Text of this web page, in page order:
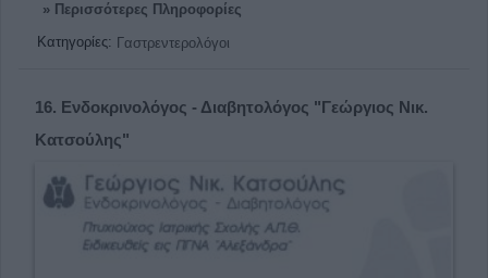
» Περισσότερες Πληροφορίες
Κατηγορίες: Γαστρεντερολόγοι
16. Ενδοκρινολόγος - Διαβητολόγος "Γεώργιος Νικ.
Κατσούλης"